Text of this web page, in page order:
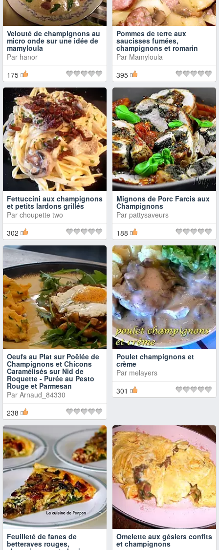
Velouté de champignons au
micro onde sur une idée de
mamyloula
Par hanor
175
Pommes de terre aux
saucisses fumées,
champignons et romarin
Par Mamyloula
395
Fettuccini aux champignons
et petits lardons grillés
Par choupette two
302
Mignons de Porc Farcis aux
Champignons
Par pattysaveurs
188
Oeufs au Plat sur Poêlée de
Champignons et Chicons
Caramélisés sur Nid de
Roquette - Purée au Pesto
Rouge et Parmesan
Par Arnaud_84330
238
Poulet champignons et
crème
Par melayers
301
Feuilleté de fanes de
betteraves rouges,
Omelette aux gésiers confits
et champignons